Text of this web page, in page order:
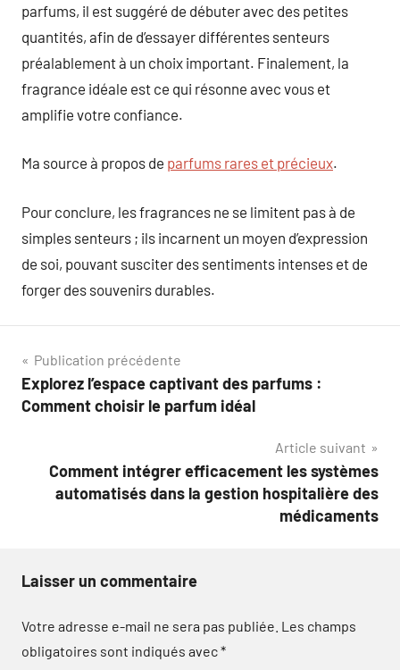
parfums, il est suggéré de débuter avec des petites
quantités, afin de d’essayer différentes senteurs
préalablement à un choix important. Finalement, la
fragrance idéale est ce qui résonne avec vous et
amplifie votre confiance.
Ma source à propos de parfums rares et précieux.
Pour conclure, les fragrances ne se limitent pas à de
simples senteurs ; ils incarnent un moyen d’expression
de soi, pouvant susciter des sentiments intenses et de
forger des souvenirs durables.
Navigation
de
Publication précédente
Explorez l’espace captivant des parfums :
Comment choisir le parfum idéal
Article suivant
Comment intégrer efficacement les systèmes
automatisés dans la gestion hospitalière des
médicaments
Laisser un commentaire
Votre adresse e-mail ne sera pas publiée. Les champs
obligatoires sont indiqués avec*